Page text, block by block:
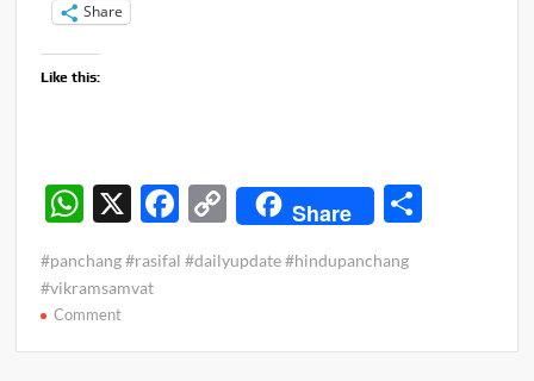
Share
Like this:
W
at
s
A
X
F
e
o
C
o
p
Li
Share
#panchang #rasifal #dailyupdate #hindupanchang
#vikramsamvat
Commenton